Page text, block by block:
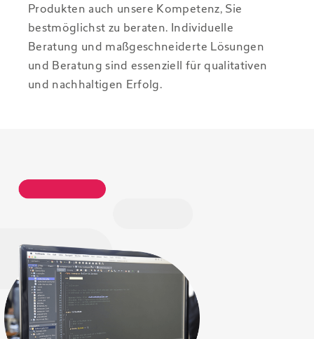
Produkten auch unsere Kompetenz, Sie
bestmöglichst zu beraten. Individuelle
Beratung und maßgeschneiderte Lösungen
und Beratung sind essenziell für qualitativen
und nachhaltigen Erfolg.